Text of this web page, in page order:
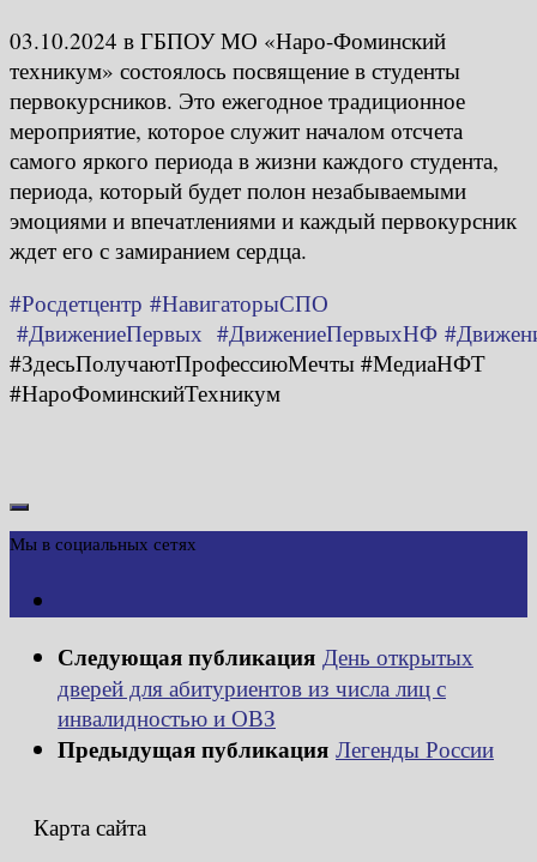
03.10.2024 в ГБПОУ МО «Наро-Фоминский
техникум» состоялось посвящение в студенты
первокурсников. Это ежегодное традиционное
мероприятие, которое служит началом отсчета
самого яркого периода в жизни каждого студента,
периода, который будет полон незабываемыми
эмоциями и впечатлениями и каждый первокурсник
ждет его с замиранием сердца.
#Росдетцентр #НавигаторыСПО
#ДвижениеПервых #ДвижениеПервыхНФ
#ЗдесьПолучаютПрофессиюМечты #МедиаНФТ
#НароФоминскийТехникум
Мы в социальных сетях
Следующая публикация День открытых
дверей для абитуриентов из числа лиц с
инвалидностью и ОВЗ
Предыдущая публикация Легенды России
Карта сайта